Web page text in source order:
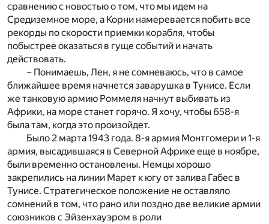
сравнению с новостью о том, что мы идем на
Средиземное море, а Корни намеревается побить все
рекорды по скорости приемки корабля, чтобы
побыстрее оказаться в гуще событий и начать
действовать.
– Понимаешь, Лен, я не сомневаюсь, что в самое
ближайшее время начнется заварушка в Тунисе. Если
же танковую армию Роммеля начнут выбивать из
Африки, на море станет горячо. Я хочу, чтобы 658-я
была там, когда это произойдет.
Было 2 марта 1943 года. 8-я армия Монтгомери и 1-я
армия, высадившаяся в Северной Африке еще в ноябре,
были временно остановлены. Немцы хорошо
закрепились на линии Марет к югу от залива Габес в
Тунисе. Стратегическое положение не оставляло
сомнений в том, что рано или поздно две великие армии
союзников с Эйзенхауэром в роли